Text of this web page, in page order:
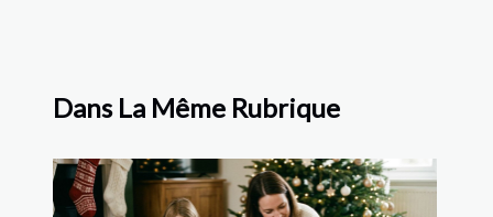
Dans La Même Rubrique